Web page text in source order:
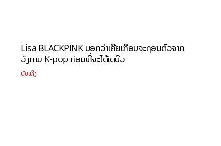
Lisa BLACKPINK ບອກວ່າເຄີຍເກືອບຈະຖອນຕົວຈາກ
ວົງການ K-pop ກ່ອນທີ່ຈະໄດ້ເດບິວ
ບັນເທີງ